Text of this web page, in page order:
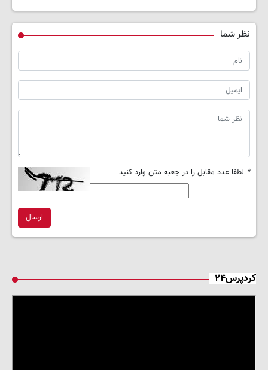
نظر شما
* لطفا عدد مقابل را در جعبه متن وارد کنید
ارسال
کردپرس۲۴